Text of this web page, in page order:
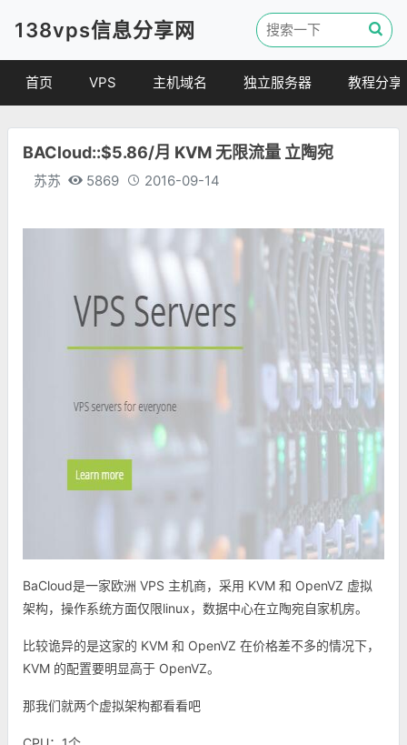
138vps信息分享网
首页 VPS
便宜VPS
VPS评测
主机域名
虚拟主机
独立服务器 教程分享
BACloud::$5.86/月 KVM 无限流量 立陶宛
苏苏 5869 2016-09-14
BaCloud是一家欧洲 VPS 主机商，采用 KVM 和 OpenVZ 虚拟
架构，操作系统方面仅限linux，数据中心在立陶宛自家机房。
比较诡异的是这家的 KVM 和 OpenVZ 在价格差不多的情况下，
KVM 的配置要明显高于 OpenVZ。
那我们就两个虚拟架构都看看吧